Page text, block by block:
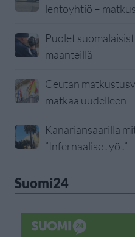
lentoyhtiö –
Puolet
maanteillä
Ceutan
matkaa uudelleen
Kanariansaarilla
”Infernaaliset yöt”
Suomi24